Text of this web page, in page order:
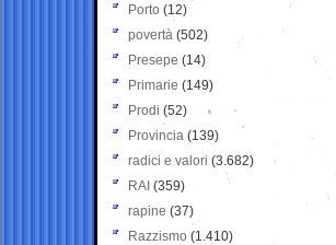
Porto (12)
povertà (502)
Presepe (14)
Primarie (149)
Prodi (52)
Provincia (139)
radici e valori (3.682)
RAI (359)
rapine (37)
Razzismo (1.410)